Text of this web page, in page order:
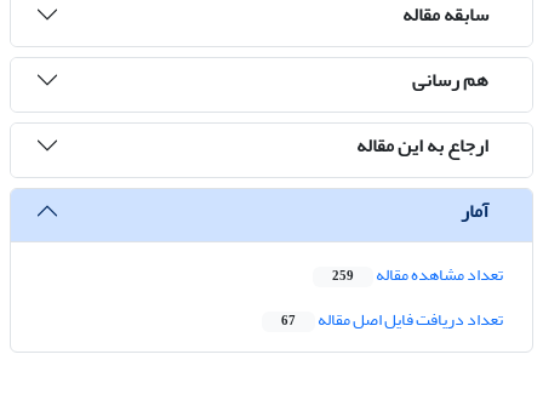
سابقه مقاله
هم رسانی
ارجاع به این مقاله
آمار
تعداد مشاهده مقاله 259
تعداد دریافت فایل اصل مقاله 67